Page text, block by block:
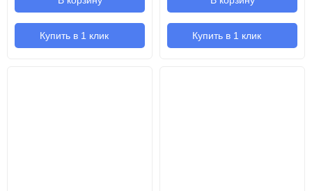
Купить в 1 клик Купить в 1 клик